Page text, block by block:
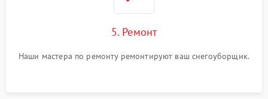
5. Ремонт
Наши мастера по ремонту ремонтируют ваш снегоуборщик.